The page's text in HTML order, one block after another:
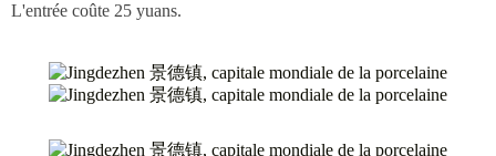
L'entrée coûte 25 yuans.